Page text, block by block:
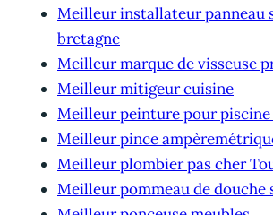
Meilleur installateur panneau
bretagne
Meilleur marque de visseuse
Meilleur mitigeur cuisine
Meilleur peinture pour
Meilleur pince
Meilleur plombier pas cher
Meilleur pommeau de douche